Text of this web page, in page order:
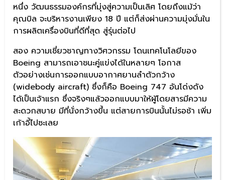
หนึ่ง วัฒนธรรมองค์กรที่มุ่งสู่ความเป็นเลิศ โดยถึงแม้ว่า
คุณบิล จะบริหารงานเพียง 18 ปี แต่ก็ส่งผ่านความมุ่งมั่นใน
การผลิตเครื่องบินที่ดีที่สุด สู่รุ่นต่อไป
สอง ความเชี่ยวชาญทางวิศวกรรม โดนเทคโนโลยีของ
Boeing สามารถเอาชนะคู่แข่งได้ในหลายๆ โอกาส
ตัวอย่างเช่นการออกแบบอากาศยานลำตัวกว้าง
(widebody aircraft) ซึ่งก็คือ Boeing 747 อันโด่งดัง
ได้เป็นเจ้าแรก ซึ่งจริงๆแล้วออกแบบมาให้ผู้โดยสารมีความ
สะดวกสบาย มีที่นั่งกว้างขึ้น แต่สายการบินนั้นไม่รอช้า เพิ่ม
เก้าอี้ไปซะเลย